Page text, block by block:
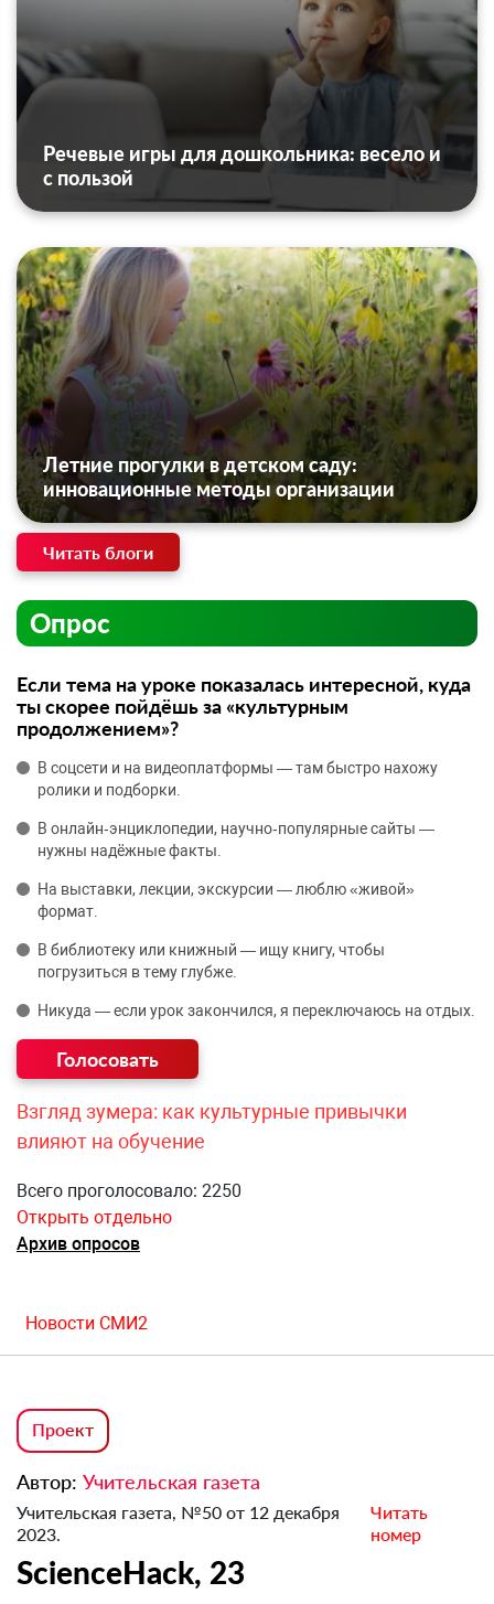
Речевые игры для дошкольника: весело и
с пользой
Летние прогулки в детском саду:
инновационные методы организации
Читать блоги
Опрос
Если тема на уроке показалась интересной, куда
ты скорее пойдёшь за «культурным
продолжением»?
В соцсети и на видеоплатформы — там быстро нахожу
ролики и подборки.
В онлайн‑энциклопедии, научно‑популярные сайты —
нужны надёжные факты.
На выставки, лекции, экскурсии — люблю «живой»
формат.
В библиотеку или книжный — ищу книгу, чтобы
погрузиться в тему глубже.
Никуда — если урок закончился, я переключаюсь на отдых.
Взгляд зумера: как культурные привычки
влияют на обучение
Всего проголосовало: 2250
Открыть отдельно
Архив опросов
Новости СМИ2
Проект
Автор: Учительская газета
Учительская газета, №50 от 12 декабря
2023.
Читать
номер
ScienceHack, 23